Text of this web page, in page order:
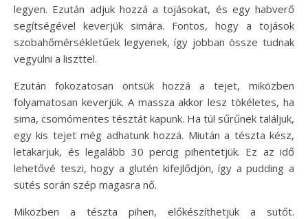
legyen. Ezután adjuk hozzá a tojásokat, és egy habverő
segítségével keverjük simára. Fontos, hogy a tojások
szobahőmérsékletűek legyenek, így jobban össze tudnak
vegyülni a liszttel.
Ezután fokozatosan öntsük hozzá a tejet, miközben
folyamatosan keverjük. A massza akkor lesz tökéletes, ha
sima, csomómentes tésztát kapunk. Ha túl sűrűnek találjuk,
egy kis tejet még adhatunk hozzá. Miután a tészta kész,
letakarjuk, és legalább 30 percig pihentetjük. Ez az idő
lehetővé teszi, hogy a glutén kifejlődjön, így a pudding a
sütés során szép magasra nő.
Miközben a tészta pihen, előkészíthetjük a sütőt.